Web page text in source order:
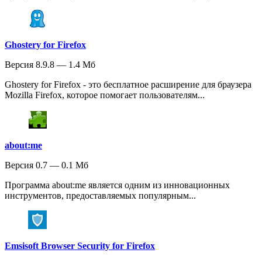
Ghostery for Firefox
Версия 8.9.8 — 1.4 Мб
Ghostery for Firefox - это бесплатное расширение для браузера
Mozilla Firefox, которое помогает пользователям...
about:me
Версия 0.7 — 0.1 Мб
Программа about:me является одним из инновационных
инструментов, предоставляемых популярным...
Emsisoft Browser Security for Firefox